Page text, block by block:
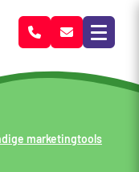
marketingtools